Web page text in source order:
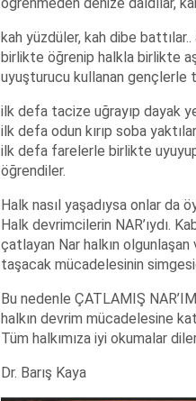
kah yüzdüler, kah dibe
birlikte öğrenip halkla birlikte
uyuşturucu kullanan gençlerle
ilk defa tacize uğrayıp dayak
ilk defa odun kırıp soba
ilk defa farelerle birlikte
öğrendiler.
Halk nasıl yaşadıysa onlar da
Halk devrimcilerin NAR’ıydı.
çatlayan Nar halkın olgunlaşan
taşacak mücadelesinin
Bu nedenle ÇATLAMIŞ
halkın devrim mücadelesine
Tüm halkımıza iyi okumalar
Dr. Barış Kaya